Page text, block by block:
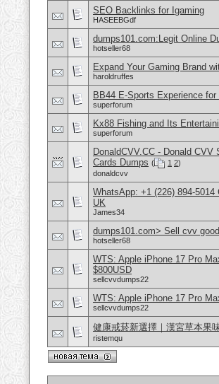
SEO Backlinks for Igaming
HASEEBGdf
dumps101.com:Legit Online
hotseller68
Expand Your Gaming Brand
haroldruffes
BB44 E-Sports Experience
superforum
Kx88 Fishing and Its
superforum
DonaldCVV.CC - Donald
Cards Dumps ( 1 2)
donaldcvv
WhatsApp: +1 (226) 894-
UK
James34
dumps101.com> Sell cvv
hotseller68
WTS: Apple iPhone 17 Pro
$800USD
sellcvvdumps22
WTS: Apple iPhone 17 Pro
sellcvvdumps22
健康戒菸新選擇｜漢宮草本果
ristemqu